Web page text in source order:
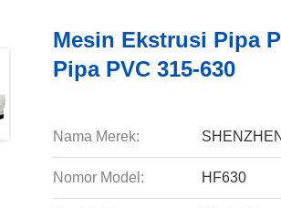
Mesin Ekstrusi Pipa
Pipa PVC 315-630
Nama Merek:
Nomor Model: HF630